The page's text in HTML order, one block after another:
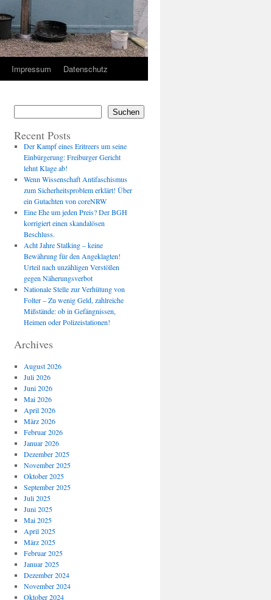
Impressum Datenschutz
Suchen
Recent Posts
Der Kampf eines Eritreers um seine
Einbürgerung: Freiburger Gericht
lehnt Klage ab!
Wenn Wissenschaft Antifaschismus
zum Sicherheitsproblem erklärt! Über
ein Gutachten von coreNRW
Eine Ehe um jeden Preis? Der BGH
korrigiert einen skandalösen
Beschluss.
Acht Jahre Stalking – keine
Bewährung für den Angeklagten!
Urteil nach unzähligen Verstößen
gegen Näherungsverbot
Nationale Stelle zur Verhütung von
Folter – Zu wenig Geld, zahlreiche
Mißstände: ob in Gefängnissen,
Heimen oder Polizeistationen!
Archives
August 2026
Juli 2026
Juni 2026
Mai 2026
April 2026
März 2026
Februar 2026
Januar 2026
Dezember 2025
November 2025
Oktober 2025
September 2025
Juli 2025
Juni 2025
Mai 2025
April 2025
März 2025
Februar 2025
Januar 2025
Dezember 2024
November 2024
Oktober 2024